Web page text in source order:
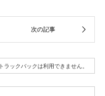
トラックバックは利用できません。